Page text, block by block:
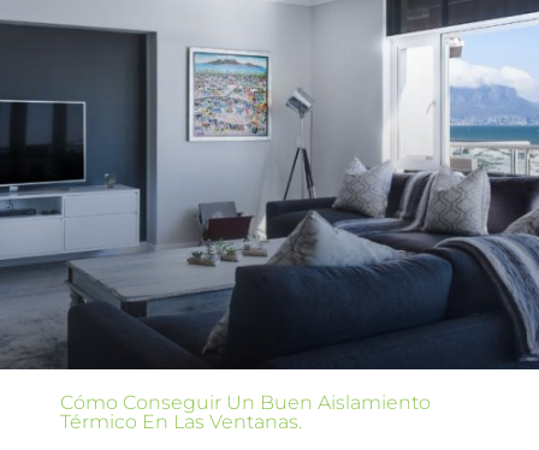
Cómo Conseguir Un Buen Aislamiento
Térmico En Las Ventanas.